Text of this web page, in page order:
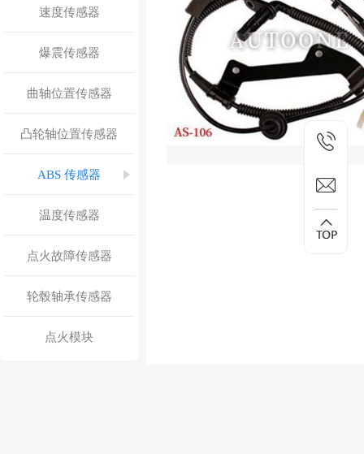
速度传感器
爆震传感器
曲轴位置传感器
凸轮轴位置传感器
ABS 传感器
温度传感器
点火故障传感器
轮毂轴承传感器
点火模块